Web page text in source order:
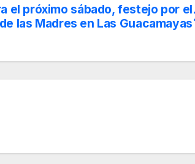
el próximo sábado, festejo por el
las Madres en Las Guacamayas